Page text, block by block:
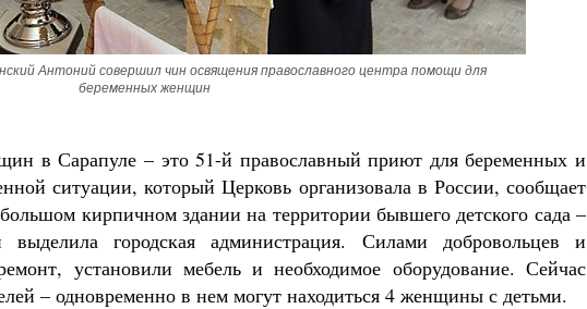
Антоний совершил чин освящения православного центра помощи для
беременных женщин
в Сарапуле – это 51-й православный приют для беременных и
ситуации, который Церковь организовала в России, сообщает
кирпичном здании на территории бывшего детского сада –
городская администрация. Силами добровольцев и
установили мебель и необходимое оборудование. Сейчас
– одновременно в нем могут находиться 4 женщины с детьми.